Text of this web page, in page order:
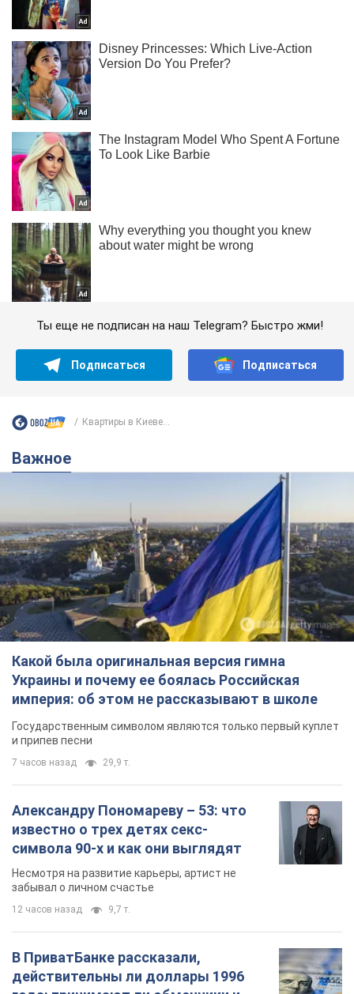
Ты еще не подписан на наш Telegram? Быстро жми!
Подписаться Подписаться
Квартиры в Киеве...
Важное
Какой была оригинальная версия гимна
Украины и почему ее боялась Российская
империя: об этом не рассказывают в школе
Государственным символом являются только первый куплет
и припев песни
7 часов назад 29,9 т.
Александру Пономареву – 53: что
известно о трех детях секс-
символа 90-х и как они выглядят
Несмотря на развитие карьеры, артист не
забывал о личном счастье
12 часов назад 9,7 т.
В ПриватБанке рассказали,
действительны ли доллары 1996